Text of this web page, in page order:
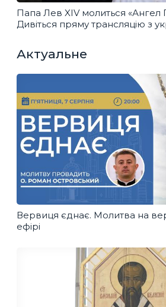
Папа Лев XIV молиться «Ангел
Дивіться пряму трансляцію з
Актуальне
Вервиця єднає. Молитва на
ефірі